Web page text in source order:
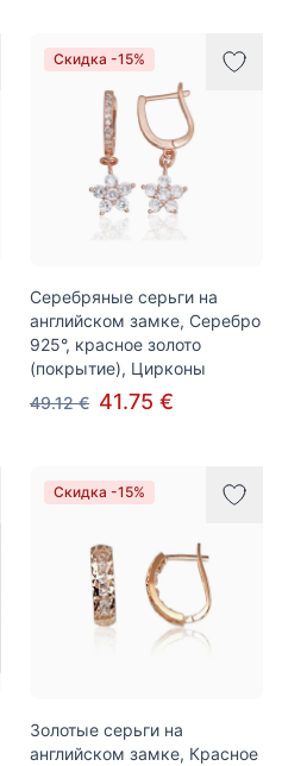
Скидка -15%
Серебряные серьги на
английском замке, Серебро
925°, красное золото
(покрытие), Цирконы
49.12 € 41.75 €
Скидка -15%
Золотые серьги на
английском замке, Красное